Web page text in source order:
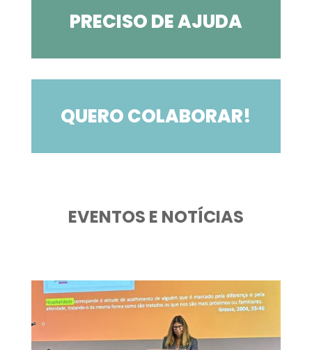
PRECISO DE AJUDA
QUERO COLABORAR!
EVENTOS E NOTÍCIAS